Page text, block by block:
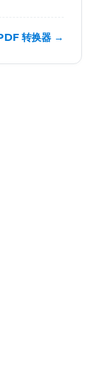
转换器 →